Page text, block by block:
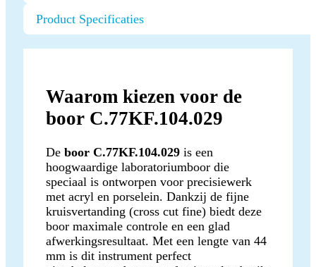
Product Specificaties
Waarom kiezen voor de
boor C.77KF.104.029
De boor C.77KF.104.029 is een
hoogwaardige laboratoriumboor die
speciaal is ontworpen voor precisiewerk
met acryl en porselein. Dankzij de fijne
kruisvertanding (cross cut fine) biedt deze
boor maximale controle en een glad
afwerkingsresultaat. Met een lengte van 44
mm is dit instrument perfect